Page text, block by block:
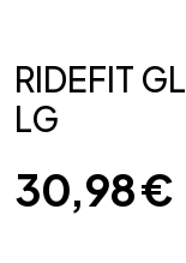
RIDEFIT
LG
30,98€